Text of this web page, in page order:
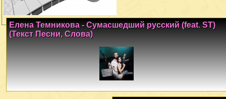
Елена Темникова - Сумасшедший русский (feat. ST)
(Текст Песни, Слова)